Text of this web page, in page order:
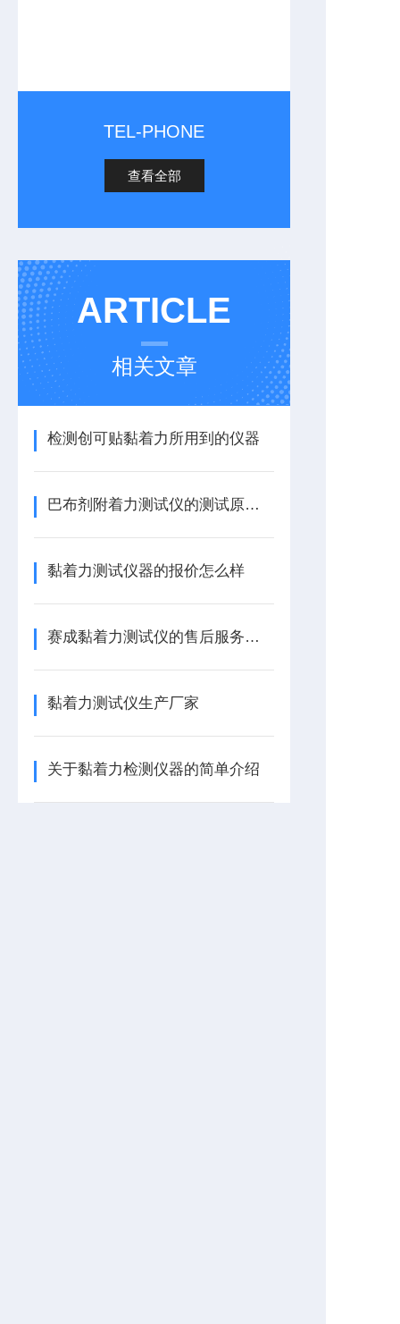
TEL-PHONE
查看全部
ARTICLE
相关文章
检测创可贴黏着力所用到的仪器
巴布剂附着力测试仪的测试原理及服务承诺
黏着力测试仪器的报价怎么样
赛成黏着力测试仪的售后服务怎么样
黏着力测试仪生产厂家
关于黏着力检测仪器的简单介绍